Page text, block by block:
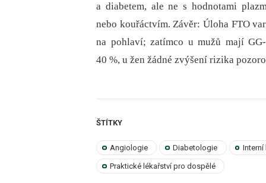
a diabetem, ale ne s hodnotami
nebo kouřáctvím. Závěr: Úloha FTO
na pohlaví; zatímco u mužů mají
40 %, u žen žádné zvýšení rizika
ŠTÍTKY
Angiologie Diabetologie Interní
Praktické lékařství pro dospělé